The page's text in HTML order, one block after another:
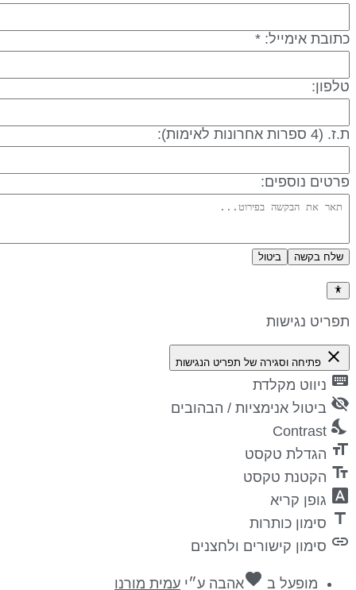
אימייל: *
ספרות אחרונות לאימות):
נוספים:
שלח בקשה ביטול
נגישות
close פתיחה וסגירה של תפריט הנגישות
ניווט מקלדת
ביטול אנימציות / הבהובים
Contrast
הגדלת טקסט
הקטנת טקסט
גופן קריא
סימון כותרות
סימון קישורים ולחצנים
מופעל בfavoriteאהבהע״יעמית מורנו